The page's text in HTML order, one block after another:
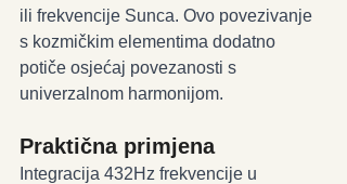
ili frekvencije Sunca. Ovo povezivanje
s kozmičkim elementima dodatno
potiče osjećaj povezanosti s
univerzalnom harmonijom.
Praktična primjena
Integracija 432Hz frekvencije u